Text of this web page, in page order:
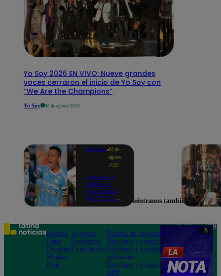
X
Yo Soy 2026 EN VIVO: Nueve grandes
voces cerraron el inicio de Yo Soy con
“We Are the Champions”
Yo Soy 08 de agosto 2026
Deportes 08 de
agosto
2026
Partidos y
tabla de
posiciones
del Torneo
en la fecha 4
Encuéntranos también en
Política
Lima
Deportes
Mundo
Perú
Te ayudo
Tendencias
Espectáculos
Política de privacidad
Términos y condiciones
Términos y condiciones
aplicación
Términos y Condiciones
APP
Teléfono: 219
Av. San
Felipe 968
Jesús María